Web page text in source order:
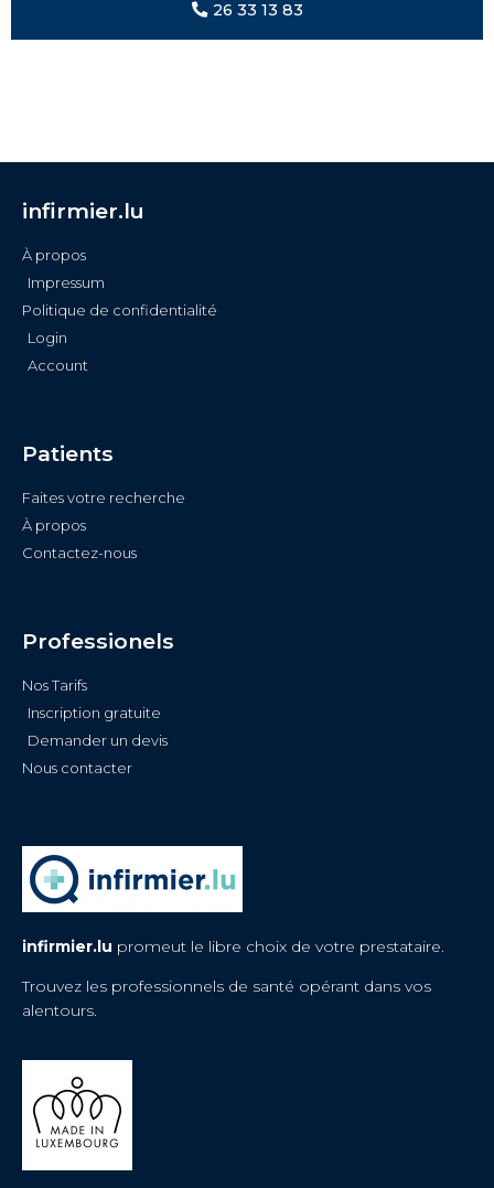
26 33 13 83
infirmier.lu
À propos
Impressum
Politique de confidentialité
Login
Account
Patients
Faites votre recherche
À propos
Contactez-nous
Professionels
Nos Tarifs
Inscription gratuite
Demander un devis
Nous contacter
infirmier.lu promeut le libre choix de votre prestataire.
Trouvez les professionnels de santé opérant dans vos
alentours.